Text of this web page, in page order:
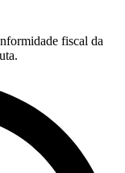
fiscal da